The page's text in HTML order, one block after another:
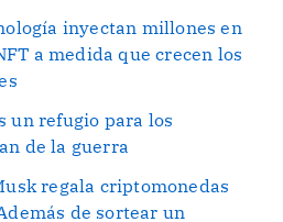
inyectan millones en
a medida que crecen los
un refugio para los
de la guerra
regala criptomonedas
de sortear un